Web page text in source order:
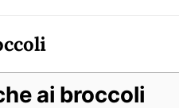
ai broccoli